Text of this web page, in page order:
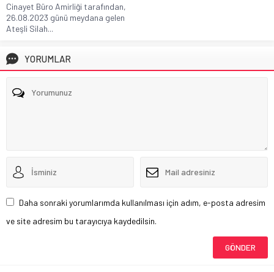
Cinayet Büro Amirliği tarafından,
26.08.2023 günü meydana gelen
Ateşli Silah...
YORUMLAR
Daha sonraki yorumlarımda kullanılması için adım, e-posta adresim
ve site adresim bu tarayıcıya kaydedilsin.